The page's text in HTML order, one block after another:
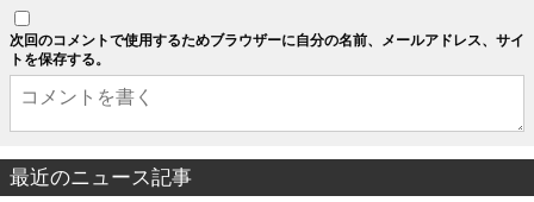
次回のコメントで使用するためブラウザーに自分の名前、メールアドレス、サイ
トを保存する。
最近のニュース記事